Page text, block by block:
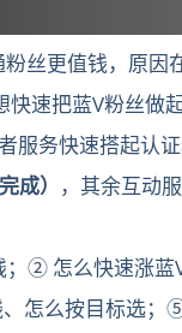
丝更值钱，原因
速把蓝V粉丝做
服务快速搭起认
成）
，其余互动
② 怎么快速涨蓝
怎么按目标选；